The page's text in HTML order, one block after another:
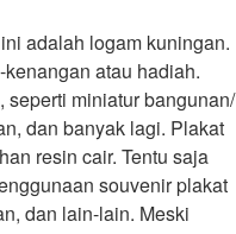
adalah logam kuningan.
atau hadiah.
miniatur bangunan/
dan banyak lagi. Plakat
resin cair. Tentu saja
souvenir plakat
dan lain-lain. Meski